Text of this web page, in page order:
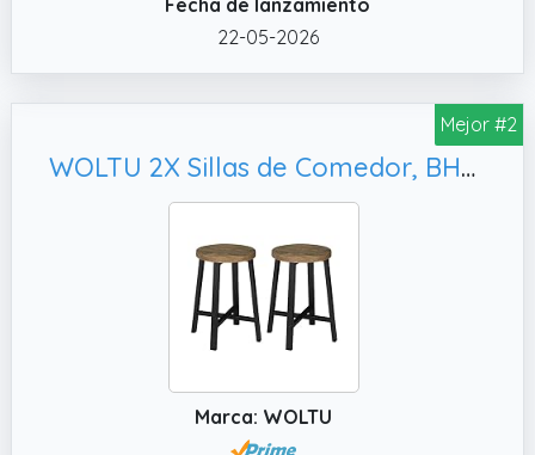
herramientas incluidas y en pocos minutos
los tendrás listos. Su superficie lisa se limpia
fácilmente con un paño, así que mantenerlos
impecables no te llevará nada de tiempo
22-05-2026
Mejor #2
WOLTU 2X Sillas de Comedor, BH370hov-2
Marca: WOLTU